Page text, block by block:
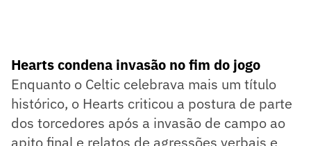
Hearts condena invasão no fim do jogo
Enquanto o Celtic celebrava mais um título
histórico, o Hearts criticou a postura de parte
dos torcedores após a invasão de campo ao